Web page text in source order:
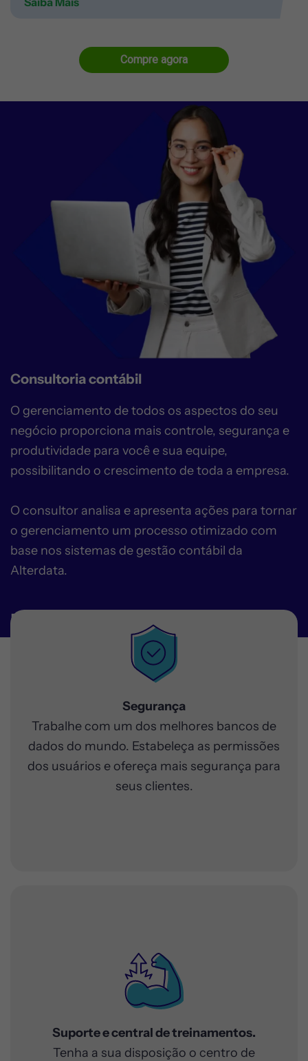
Compre agora
Consultoria contábil
O gerenciamento de todos os aspectos do seu
negócio proporciona mais controle, segurança e
produtividade para você e sua equipe,
possibilitando o crescimento de toda a empresa.
O consultor analisa e apresenta ações para tornar
o gerenciamento um processo otimizado com
base nos sistemas de gestão contábil da
Alterdata.
Principais benefícios
Suporte e central de treinamentos.
Tenha a sua disposição o centro de
Segurança
Trabalhe com um dos melhores bancos de
dados do mundo. Estabeleça as permissões
dos usuários e ofereça mais segurança para
seus clientes.